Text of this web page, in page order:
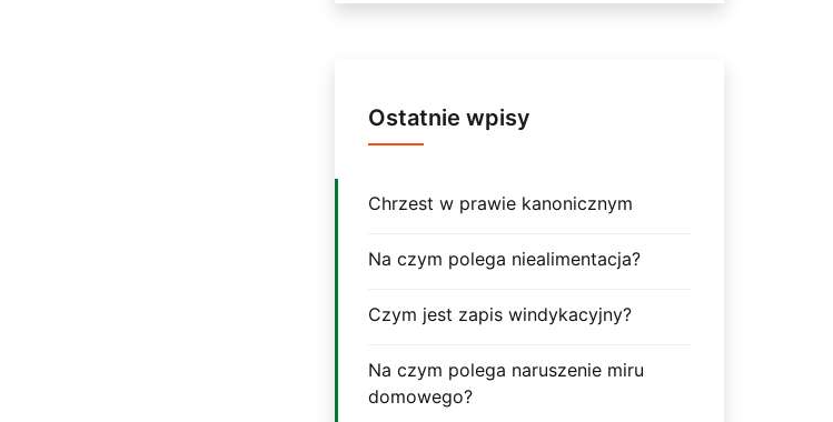
Ostatnie wpisy
Chrzest w prawie kanonicznym
Na czym polega niealimentacja?
Czym jest zapis windykacyjny?
Na czym polega naruszenie miru
domowego?